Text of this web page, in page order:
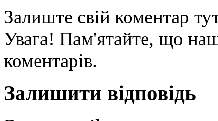
Залиште свій коментар
Увага! Пам'ятайте, що
коментарів.
Залишити відповідь